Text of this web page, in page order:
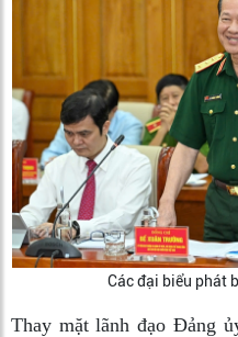
Các đại biểu phát
Thay mặt lãnh đạo Đảng